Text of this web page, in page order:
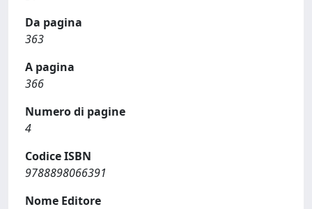
Da pagina
363
A pagina
366
Numero di pagine
4
Codice ISBN
9788898066391
Nome Editore